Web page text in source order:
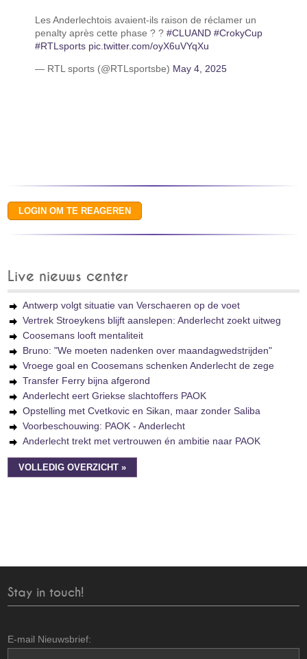
Les Anderlechtois avaient-ils raison de réclamer un
penalty après cette phase ? ?#CLUAND #CrokyCup
#RTLsports pic.twitter.com/oyX6uVYqXu
— RTL sports (@RTLsportsbe) May 4, 2025
Live nieuws center
Antwerp volgt situatie van Verschaeren op de voet
Vertrek Stroeykens blijft aanslepen: Anderlecht zoekt uitweg
Coosemans looft mentaliteit
Bruno: "We moeten nadenken over maandagwedstrijden"
Vroege goal en Coosemans schenken Anderlecht de zege
Transfer Ferry bijna afgerond
Anderlecht eert Griekse slachtoffers PAOK
Opstelling met Cvetkovic en Sikan, maar zonder Saliba
Voorbeschouwing: PAOK - Anderlecht
Anderlecht trekt met vertrouwen én ambitie naar PAOK
VOLLEDIG OVERZICHT »
Stay in touch!
E-mail Nieuwsbrief: